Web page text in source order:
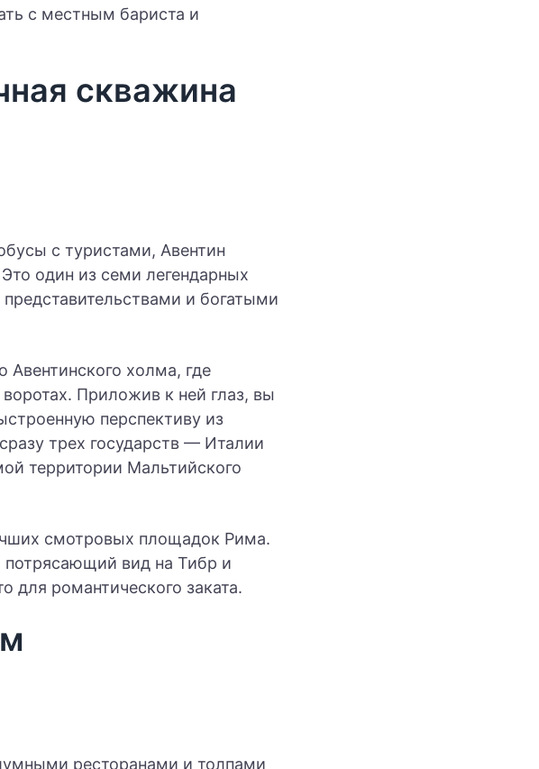
с местным бариста и
скважина
с туристами, Авентин
один из семи легендарных
и богатыми
Авентинского холма, где
Приложив к ней глаз, вы
перспективу из
трех государств — Италии
территории Мальтийского
смотровых площадок Рима.
потрясающий вид на Тибр и
для романтического заката.
ресторанами и толпами